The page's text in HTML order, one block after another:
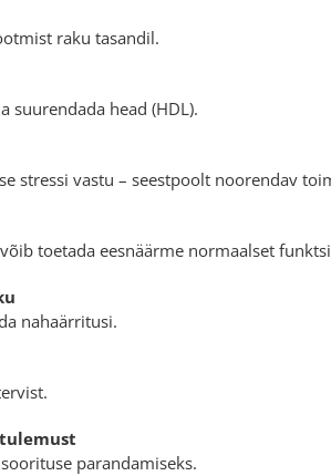
raku tasandil.
suurendada head (HDL).
stressi vastu – seestpoolt noorendav
toetada eesnäärme normaalset
nahaärritusi.
parandamiseks.